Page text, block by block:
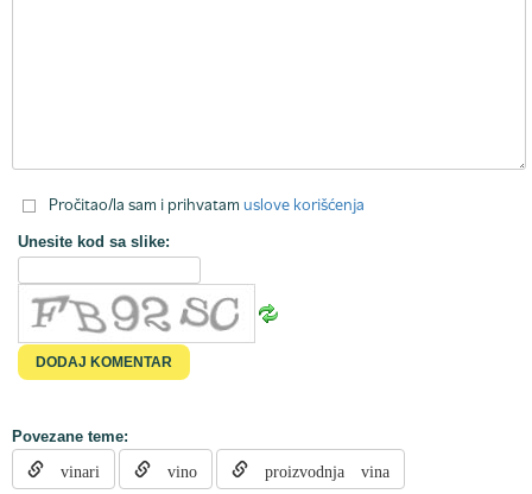
Pročitao/la sam i prihvatam uslove korišćenja
Unesite kod sa slike:
Povezane teme:
vinari vino proizvodnja vina